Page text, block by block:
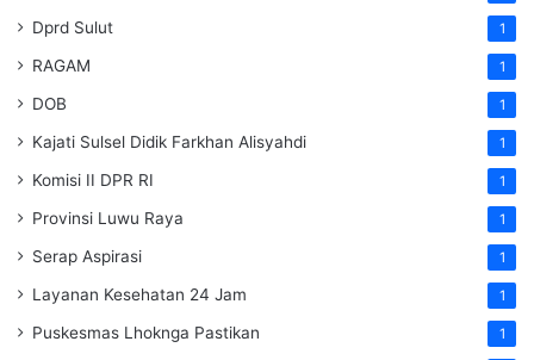
Dprd Sulut 1
RAGAM 1
DOB 1
Kajati Sulsel Didik Farkhan Alisyahdi 1
Komisi II DPR RI 1
Provinsi Luwu Raya 1
Serap Aspirasi 1
Layanan Kesehatan 24 Jam 1
Puskesmas Lhoknga Pastikan 1